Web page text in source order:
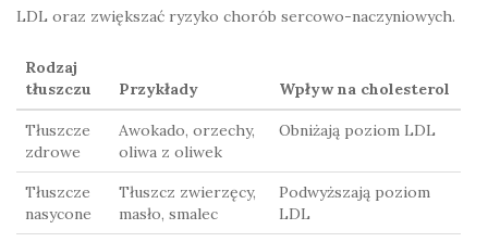
LDL oraz zwiększać ryzyko chorób sercowo-naczyniowych.
Rodzaj
tłuszczu
Przykłady Wpływ na cholesterol
Tłuszcze
zdrowe
Awokado, orzechy,
oliwa z oliwek
Obniżają poziom LDL
Tłuszcze
nasycone
Tłuszcz zwierzęcy,
masło, smalec
Podwyższają poziom
LDL